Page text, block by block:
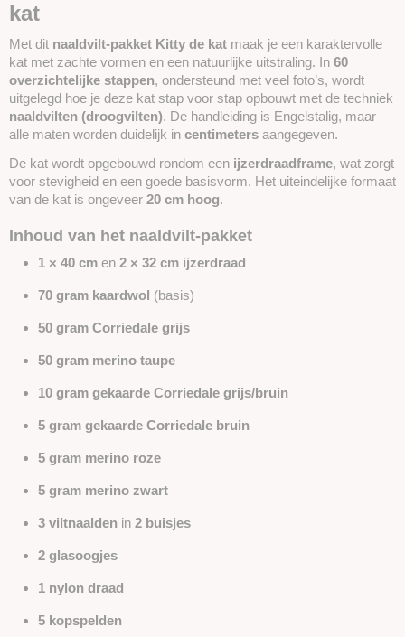
kat
Met dit naaldvilt-pakket Kitty de kat maak je een karaktervolle
kat met zachte vormen en een natuurlijke uitstraling. In 60
overzichtelijke stappen, ondersteund met veel foto’s, wordt
uitgelegd hoe je deze kat stap voor stap opbouwt met de techniek
naaldvilten (droogvilten). De handleiding is Engelstalig, maar
alle maten worden duidelijk in centimeters aangegeven.
De kat wordt opgebouwd rondom een ijzerdraadframe, wat zorgt
voor stevigheid en een goede basisvorm. Het uiteindelijke formaat
van de kat is ongeveer 20 cm hoog.
Inhoud van het naaldvilt-pakket
1 × 40 cm en 2 × 32 cm ijzerdraad
70 gram kaardwol (basis)
50 gram Corriedale grijs
50 gram merino taupe
10 gram gekaarde Corriedale grijs/bruin
5 gram gekaarde Corriedale bruin
5 gram merino roze
5 gram merino zwart
3 viltnaalden in 2 buisjes
2 glasoogjes
1 nylon draad
5 kopspelden